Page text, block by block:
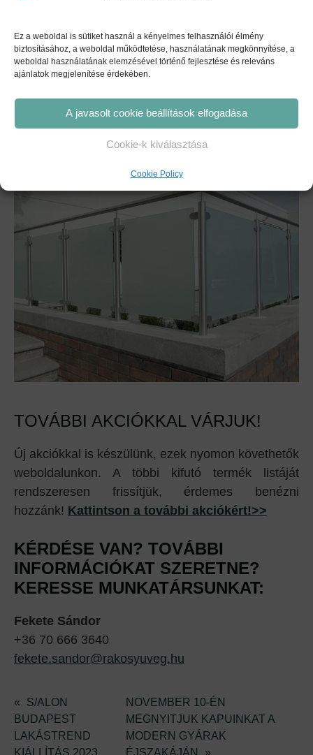
Ez a weboldal is sütiket használ a kényelmes felhasználói élmény
biztosításához, a weboldal működtetése, használatának megkönnyítése, a
weboldal használatának elemzésével történő fejlesztése és releváns
ajánlatok megjelenítése érdekében.
A javasolt cookie beállítások elfogadása
Cookie-k kiválasztása
Cookie Policy
TOVÁBBI AKCIÓKKAL VÁRJUK!
Új akciókkal is készülünk, ezek nyomon követhetők
weboldalunkon. A többi kifutó termék listáját
rendszeresen frissítjük, érdemes benézni
hozzánk! Kattintson a további akciókért!>>
KÉRDÉSE VAN? TOVÁBBI
INFORMÁCIÓKAT SZERETNE?
KERESSE MUNKATÁRSUNKAT:
Fekete Sándor
+36 70 666 3640
fekete.sandor@rakosyuveg.hu
«
S/ALON
BUDAPEST
LAKÁSTREND
KIÁLLÍTÁS 2023
NOVEMBER 10-ÉN
MEGNYITJUK KAPUINKAT A
MODERN GYÁRAK
ÉJSZAKÁJÁN
»